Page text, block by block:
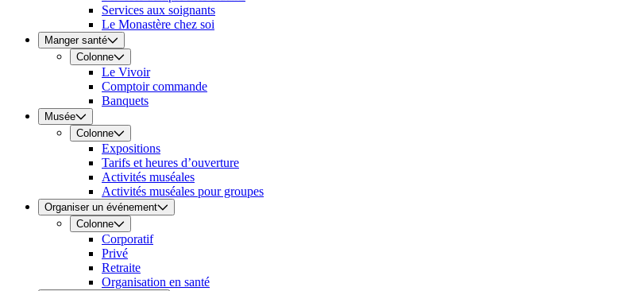
Services aux soignants
Le Monastère chez soi
Manger santé
Colonne
Le Vivoir
Comptoir commande
Banquets
Musée
Colonne
Expositions
Tarifs et heures d’ouverture
Activités muséales
Activités muséales pour groupes
Organiser un événement
Colonne
Corporatif
Privé
Retraite
Organisation en santé